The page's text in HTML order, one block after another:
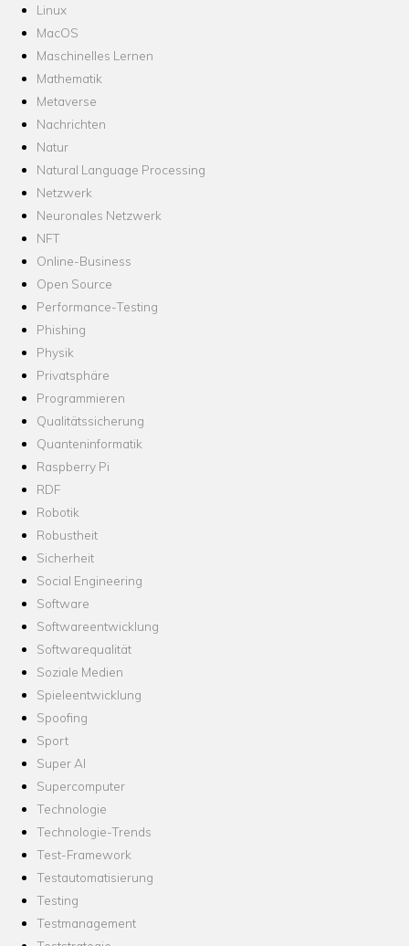
Linux
MacOS
Maschinelles Lernen
Mathematik
Metaverse
Nachrichten
Natur
Natural Language Processing
Netzwerk
Neuronales Netzwerk
NFT
Online-Business
Open Source
Performance-Testing
Phishing
Physik
Privatsphäre
Programmieren
Qualitätssicherung
Quanteninformatik
Raspberry Pi
RDF
Robotik
Robustheit
Sicherheit
Social Engineering
Software
Softwareentwicklung
Softwarequalität
Soziale Medien
Spieleentwicklung
Spoofing
Sport
Super AI
Supercomputer
Technologie
Technologie-Trends
Test-Framework
Testautomatisierung
Testing
Testmanagement